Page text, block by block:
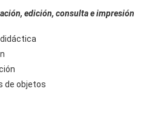
edición, consulta e impresión
de objetos